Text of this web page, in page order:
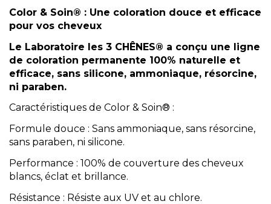
Color & Soin® : Une coloration douce et efficace
pour vos cheveux
Le Laboratoire les 3 CHÊNES® a conçu une ligne
de coloration permanente 100% naturelle et
efficace, sans silicone, ammoniaque, résorcine,
ni paraben.
Caractéristiques de Color & Soin® :
Formule douce : Sans ammoniaque, sans résorcine,
sans paraben, ni silicone.
Performance : 100% de couverture des cheveux
blancs, éclat et brillance.
Résistance : Résiste aux UV et au chlore.